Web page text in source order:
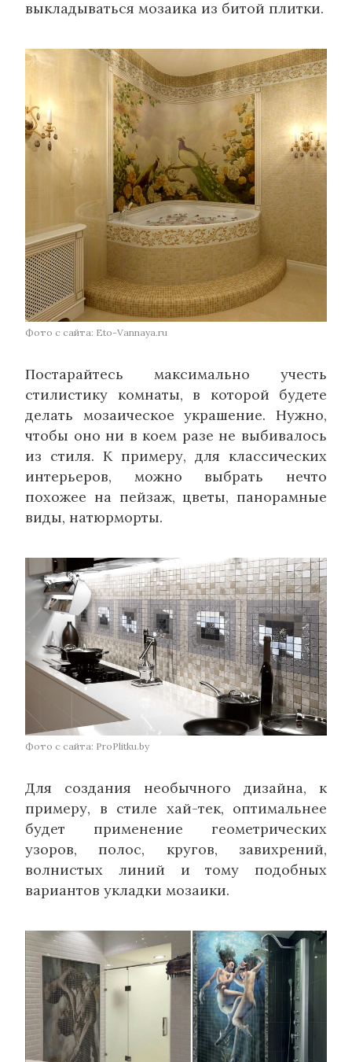
выкладываться мозаика из битой плитки.
Фото с сайта: Eto-Vannaya.ru
Постарайтесь максимально учесть
стилистику комнаты, в которой будете
делать мозаическое украшение. Нужно,
чтобы оно ни в коем разе не выбивалось
из стиля. К примеру, для классических
интерьеров, можно выбрать нечто
похожее на пейзаж, цветы, панорамные
виды, натюрморты.
Фото с сайта: ProPlitku.by
Для создания необычного дизайна, к
примеру, в стиле хай-тек, оптимальнее
будет применение геометрических
узоров, полос, кругов, завихрений,
волнистых линий и тому подобных
вариантов укладки мозаики.